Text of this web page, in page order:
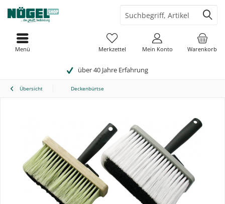
über 40 Jahre Erfahrung
Warenkorb
Merkzettel Mein Konto
Menü
Übersicht Deckenbürtse